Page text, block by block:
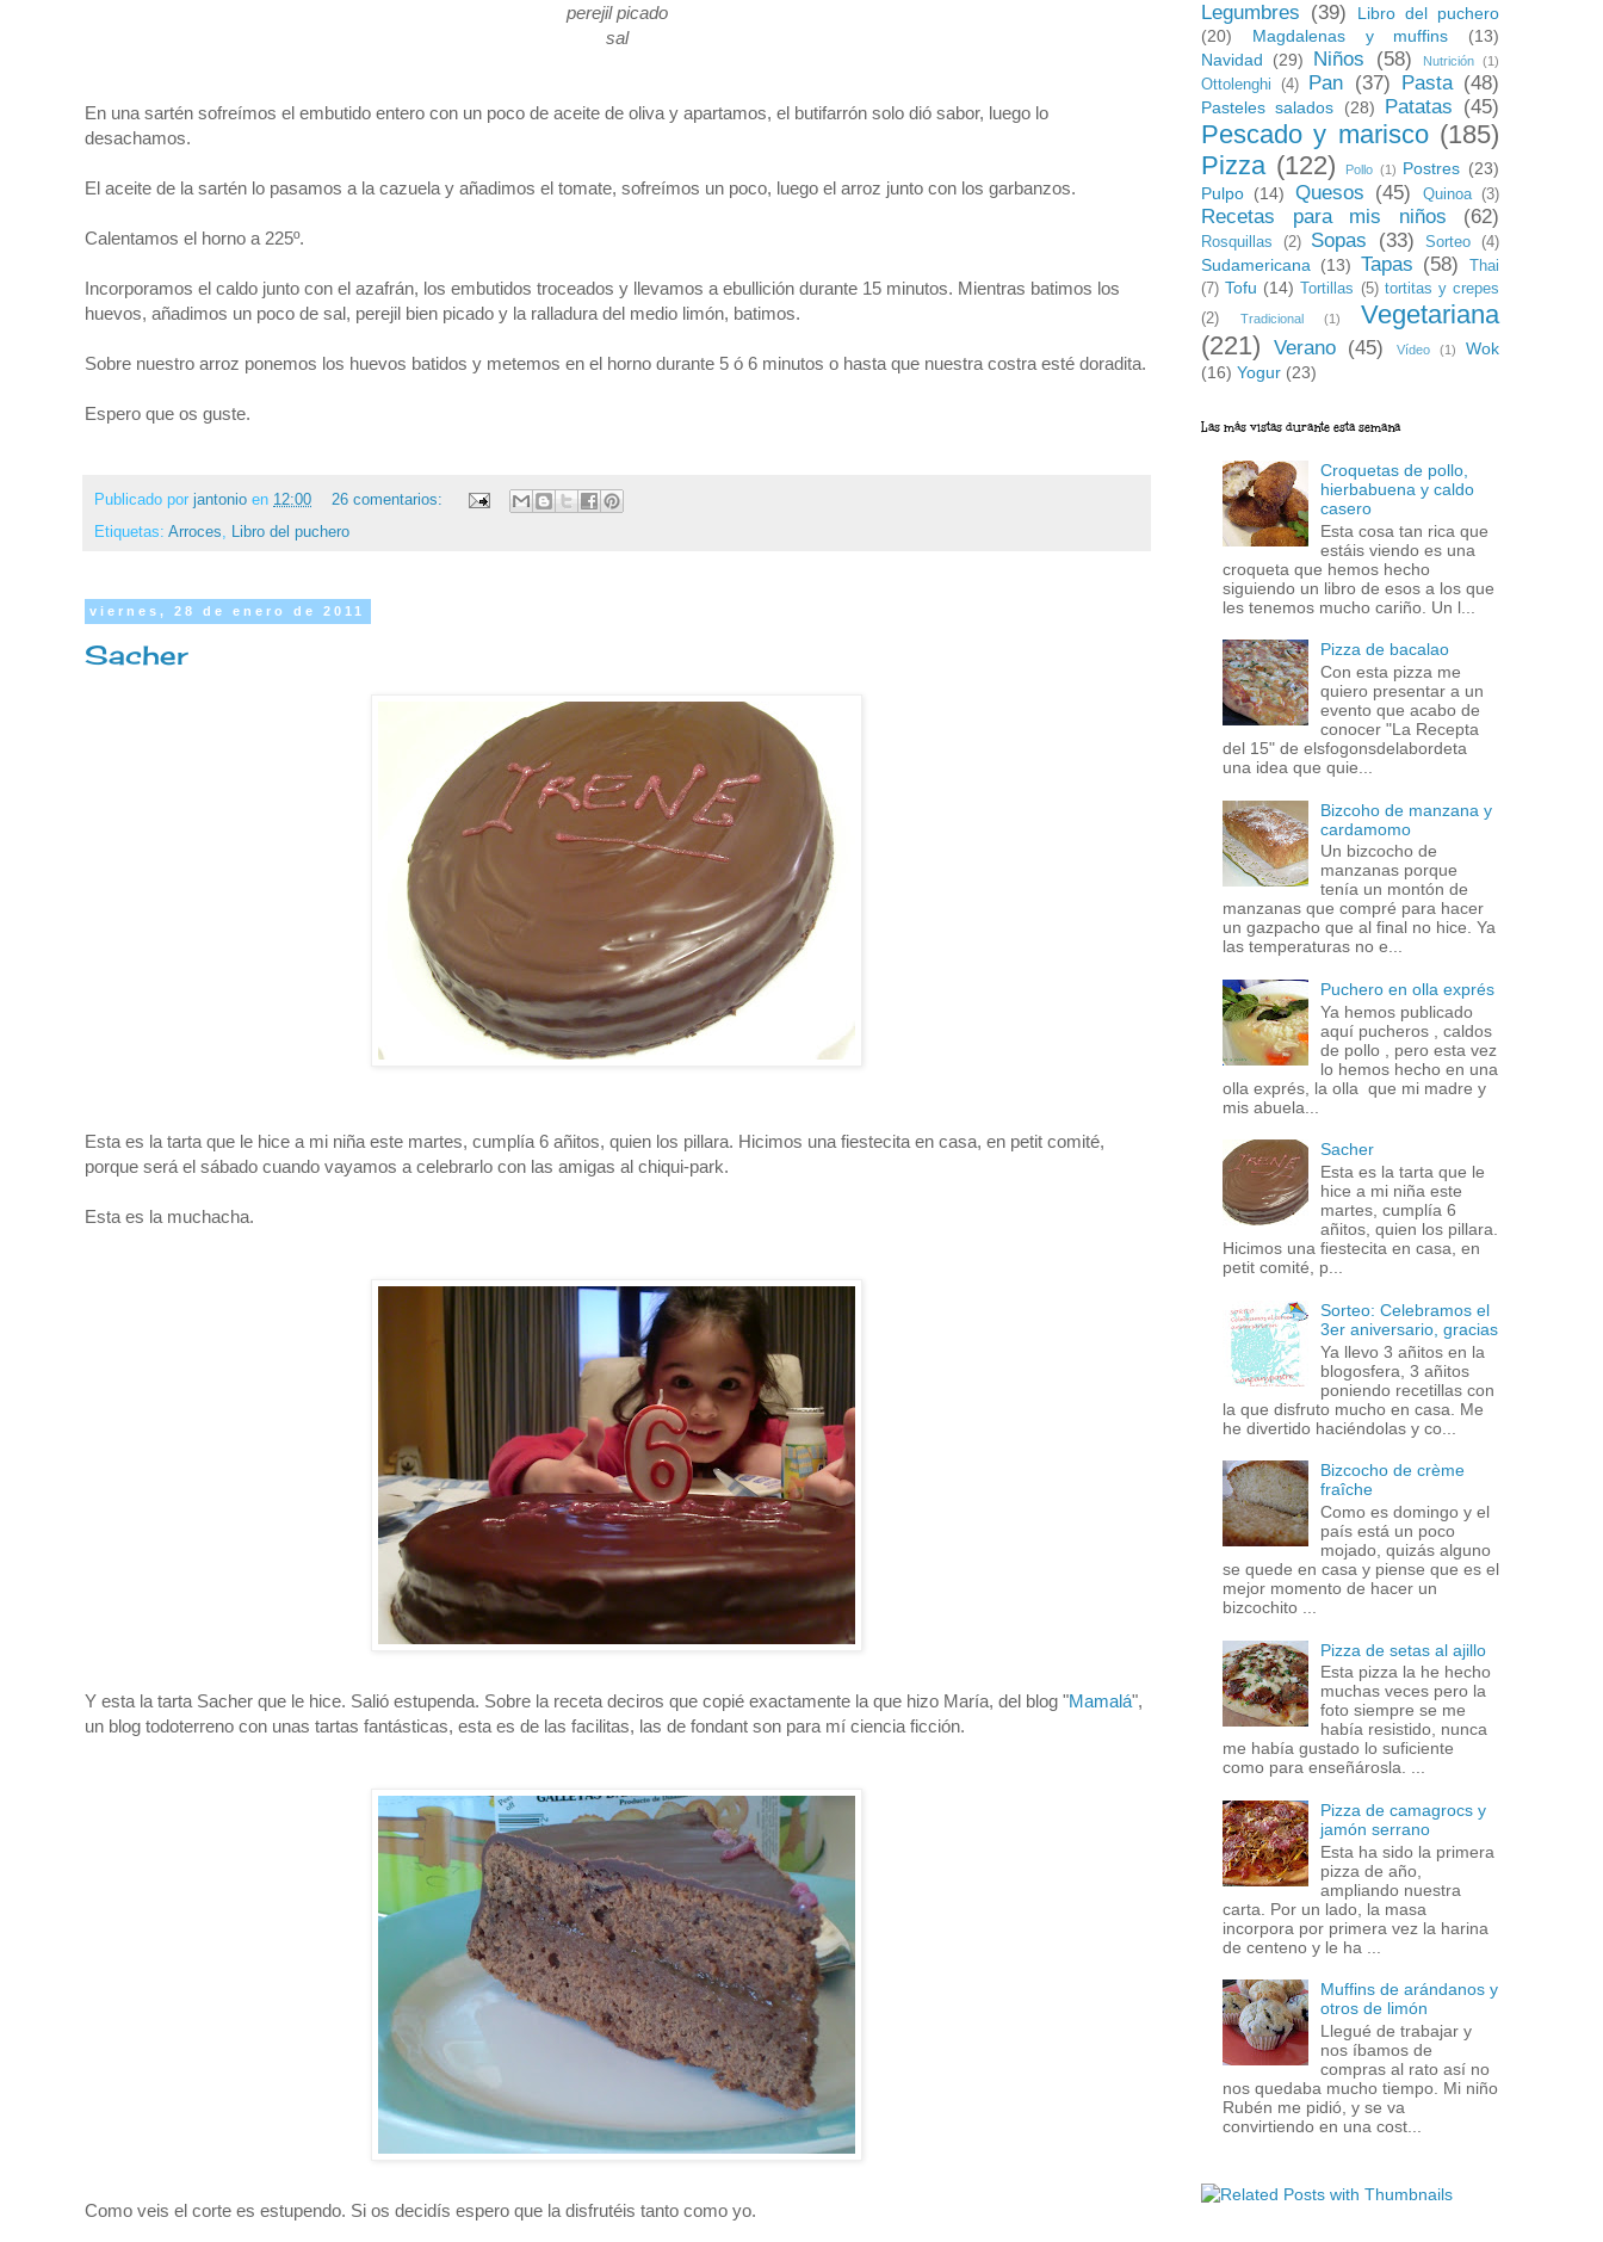
perejil picado
sal
En una sartén sofreímos el embutido entero con un poco de aceite de oliva y apartamos, el butifarrón solo dió sabor, luego lo
desachamos.
El aceite de la sartén lo pasamos a la cazuela y añadimos el tomate, sofreímos un poco, luego el arroz junto con los garbanzos.
Calentamos el horno a 225º.
Incorporamos el caldo junto con el azafrán, los embutidos troceados y llevamos a ebullición durante 15 minutos. Mientras batimos los
huevos, añadimos un poco de sal, perejil bien picado y la ralladura del medio limón, batimos.
Sobre nuestro arroz ponemos los huevos batidos y metemos en el horno durante 5 ó 6 minutos o hasta que nuestra costra esté doradita.
Espero que os guste.
Publicado por jantonio en 12:00
26 comentarios:
Etiquetas: Arroces Libro del puchero
viernes, 28 de enero de 2011
Sacher
Esta es la tarta que le hice a mi niña este martes, cumplía 6 añitos, quien los pillara. Hicimos una fiestecita en casa, en petit comité,
porque será el sábado cuando vayamos a celebrarlo con las amigas al chiqui-park.
Esta es la muchacha.
Y esta la tarta Sacher que le hice. Salió estupenda. Sobre la receta deciros que copié exactamente la que hizo María, del blog "Mamalá",
un blog todoterreno con unas tartas fantásticas, esta es de las facilitas, las de fondant son para mí ciencia ficción.
Como veis el corte es estupendo. Si os decidís espero que la disfrutéis tanto como yo.
Legumbres (39)
Libro del puchero
(20)
Magdalenas y muffins
(13)
Navidad
(29) Niños (58) Nutrición (1)
Ottolenghi (4) Pan (37) Pasta (48)
Pasteles salados (28) Patatas (45)
Pescado y marisco (185)
Pizza (122) Pollo (1) Postres (23)
Pulpo (14) Quesos (45) Quinoa (3)
Recetas para mis niños (62)
Rosquillas (2) Sopas (33) Sorteo (4)
Sudamericana (13) Tapas (58)
Thai
(7) Tofu (14) Tortillas (5) tortitas y crepes
(2)
Tradicional (1)
Vegetariana
(221)
Verano (45) Vídeo (1)
Wok
(16) Yogur (23)
Las más vistas durante esta semana
Croquetas de pollo,
hierbabuena y caldo
casero
Esta cosa tan rica que
estáis viendo es una
croqueta que hemos hecho
siguiendo un libro de esos a los que
les tenemos mucho cariño. Un l...
Pizza de bacalao
Con esta pizza me
quiero presentar a un
evento que acabo de
conocer "La Recepta
del 15" de elsfogonsdelabordeta
una idea que quie...
Bizcoho de manzana y
cardamomo
Un bizcocho de
manzanas porque
tenía un montón de
manzanas que compré para hacer
un gazpacho que al final no hice. Ya
las temperaturas no e...
Puchero en olla exprés
Ya hemos publicado
aquí pucheros , caldos
de pollo , pero esta vez
lo hemos hecho en una
olla exprés, la olla que mi madre y
mis abuela...
Sacher
Esta es la tarta que le
hice a mi niña este
martes, cumplía 6
añitos, quien los pillara.
Hicimos una fiestecita en casa, en
petit comité, p...
Sorteo: Celebramos el
3er aniversario, gracias
Ya llevo 3 añitos en la
blogosfera, 3 añitos
poniendo recetillas con
la que disfruto mucho en casa. Me
he divertido haciéndolas y co...
Bizcocho de crème
fraîche
Como es domingo y el
país está un poco
mojado, quizás alguno
se quede en casa y piense que es el
mejor momento de hacer un
bizcochito ...
Pizza de setas al ajillo
Esta pizza la he hecho
muchas veces pero la
foto siempre se me
había resistido, nunca
me había gustado lo suficiente
como para enseñárosla. ...
Pizza de camagrocs y
jamón serrano
Esta ha sido la primera
pizza de año,
ampliando nuestra
carta. Por un lado, la masa
incorpora por primera vez la harina
de centeno y le ha ...
Muffins de arándanos y
otros de limón
Llegué de trabajar y
nos íbamos de
compras al rato así no
nos quedaba mucho tiempo. Mi niño
Rubén me pidió, y se va
convirtiendo en una cost...